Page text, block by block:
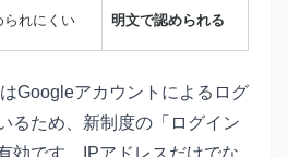
られにくい 明文で認められる
Googleアカウントによるログ
るため、新制度の「ログイン